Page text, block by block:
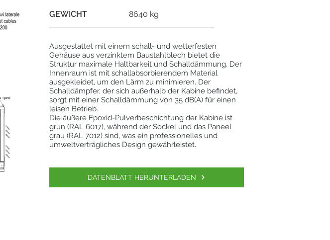
GEWICHT 8640 kg
Ausgestattet mit einem schall- und wetterfesten
Gehäuse aus verzinktem Baustahlblech bietet die
Struktur maximale Haltbarkeit und Schalldämmung. Der
Innenraum ist mit schallabsorbierendem Material
ausgekleidet, um den Lärm zu minimieren. Der
Schalldämpfer, der sich außerhalb der Kabine befindet,
sorgt mit einer Schalldämmung von 35 dB(A) für einen
leisen Betrieb.
Die äußere Epoxid-Pulverbeschichtung der Kabine ist
grün (RAL 6017), während der Sockel und das Paneel
grau (RAL 7012) sind, was ein professionelles und
umweltverträgliches Design gewährleistet.
DATENBLATT HERUNTERLADEN